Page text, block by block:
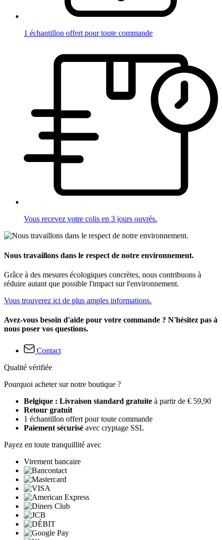
1 échantillon offert pour toute commande
Vous recevez votre colis en 3 jours ouvrés.
Nous travaillons dans le respect de notre environnement.
Grâce à des mesures écologiques concrètes, nous contribuons à
réduire autant que possible l'impact sur l'environnement.
Vous trouverez ici de plus amples informations.
Avez-vous besoin d'aide pour votre commande ? N'hésitez pas à
nous poser vos questions.
Contact
Qualité vérifiée
Pourquoi acheter sur notre boutique ?
Belgique : Livraison standard gratuite à partir de € 59,90
Retour gratuit
1 échantillon offert pour toute commande
Paiement sécurisé avec cryptage SSL
Payez en toute tranquillité avec
Virement bancaire